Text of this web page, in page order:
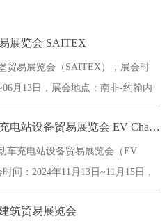
展览会 SAITEX
贸易展览会（SAITEX），展会时
月13日，展会地点：南非-约翰内
2196 South Africa-南非桑顿会议
家展览
土耳其国际电动车充电站设备贸易展览会 EV Charger show
车充电站设备贸易展览会（EV
间：2024年11月13日~11月15日，
坦布尔-伊斯坦布尔展览中心，主办
A.S.
筑贸易展览会